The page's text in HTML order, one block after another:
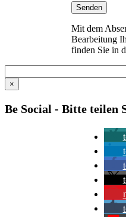
Mit dem
Bearbeitung
finden Sie in
×
Be Social - Bitte teilen